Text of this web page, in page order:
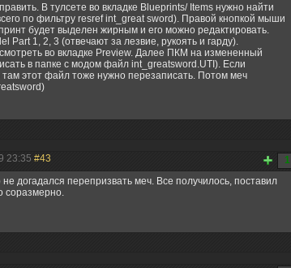
В тулсете во вкладке Blueprints/ Items нужно найти
по фильтру resref int_great sword). Правой кнопкой мыши
будет выделен жирным и его можно редактировать.
Part 1, 2, 3 (отвечают за лезвие, рукоять и гарду).
во вкладке Preview. Далее ПКМ на измененный
в папке с модом файл int_greatsword.UTI). Если
там этот файл тоже нужно перезаписать. Потом меч
1
23:35 #43
догадался перепризвать меч. Все получилось, поставил
соразмерно.